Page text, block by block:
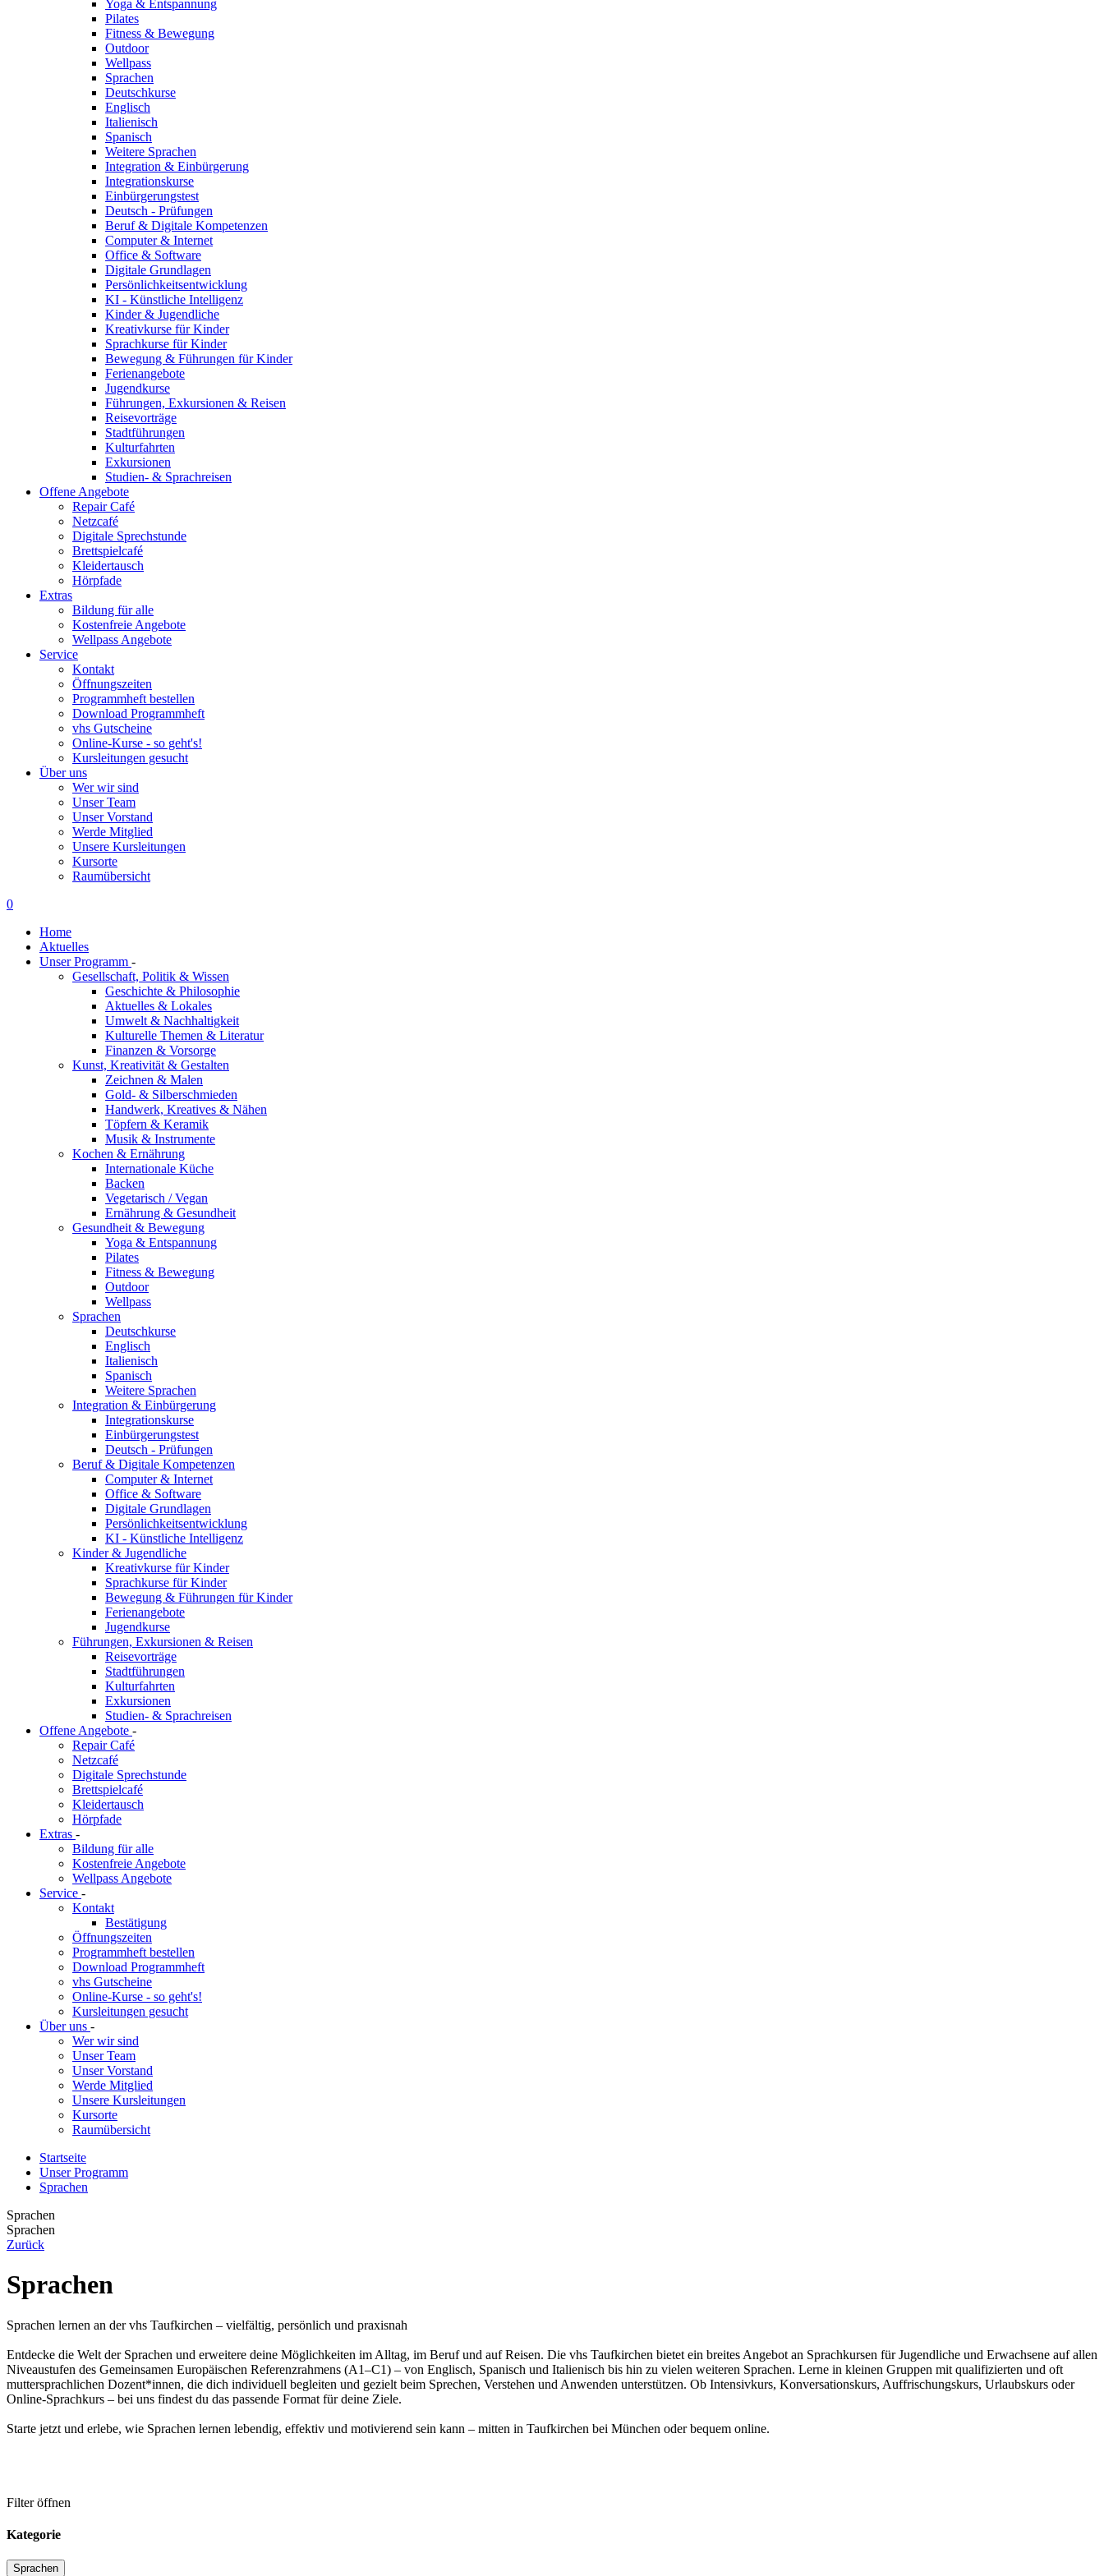
Yoga & Entspannung
Pilates
Fitness & Bewegung
Outdoor
Wellpass
Sprachen
Deutschkurse
Englisch
Italienisch
Spanisch
Weitere Sprachen
Integration & Einbürgerung
Integrationskurse
Einbürgerungstest
Deutsch - Prüfungen
Beruf & Digitale Kompetenzen
Computer & Internet
Office & Software
Digitale Grundlagen
Persönlichkeitsentwicklung
KI - Künstliche Intelligenz
Kinder & Jugendliche
Kreativkurse für Kinder
Sprachkurse für Kinder
Bewegung & Führungen für Kinder
Ferienangebote
Jugendkurse
Führungen, Exkursionen & Reisen
Reisevorträge
Stadtführungen
Kulturfahrten
Exkursionen
Studien- & Sprachreisen
Offene Angebote
Repair Café
Netzcafé
Digitale Sprechstunde
Brettspielcafé
Kleidertausch
Hörpfade
Extras
Bildung für alle
Kostenfreie Angebote
Wellpass Angebote
Service
Kontakt
Öffnungszeiten
Programmheft bestellen
Download Programmheft
vhs Gutscheine
Online-Kurse - so geht's!
Kursleitungen gesucht
Über uns
Wer wir sind
Unser Team
Unser Vorstand
Werde Mitglied
Unsere Kursleitungen
Kursorte
Raumübersicht
0
Home
Aktuelles
Unser Programm -
Gesellschaft, Politik & Wissen
Geschichte & Philosophie
Aktuelles & Lokales
Umwelt & Nachhaltigkeit
Kulturelle Themen & Literatur
Finanzen & Vorsorge
Kunst, Kreativität & Gestalten
Zeichnen & Malen
Gold- & Silberschmieden
Handwerk, Kreatives & Nähen
Töpfern & Keramik
Musik & Instrumente
Kochen & Ernährung
Internationale Küche
Backen
Vegetarisch / Vegan
Ernährung & Gesundheit
Gesundheit & Bewegung
Yoga & Entspannung
Pilates
Fitness & Bewegung
Outdoor
Wellpass
Sprachen
Deutschkurse
Englisch
Italienisch
Spanisch
Weitere Sprachen
Integration & Einbürgerung
Integrationskurse
Einbürgerungstest
Deutsch - Prüfungen
Beruf & Digitale Kompetenzen
Computer & Internet
Office & Software
Digitale Grundlagen
Persönlichkeitsentwicklung
KI - Künstliche Intelligenz
Kinder & Jugendliche
Kreativkurse für Kinder
Sprachkurse für Kinder
Bewegung & Führungen für Kinder
Ferienangebote
Jugendkurse
Führungen, Exkursionen & Reisen
Reisevorträge
Stadtführungen
Kulturfahrten
Exkursionen
Studien- & Sprachreisen
Offene Angebote -
Repair Café
Netzcafé
Digitale Sprechstunde
Brettspielcafé
Kleidertausch
Hörpfade
Extras -
Bildung für alle
Kostenfreie Angebote
Wellpass Angebote
Service -
Kontakt
Bestätigung
Öffnungszeiten
Programmheft bestellen
Download Programmheft
vhs Gutscheine
Online-Kurse - so geht's!
Kursleitungen gesucht
Über uns -
Wer wir sind
Unser Team
Unser Vorstand
Werde Mitglied
Unsere Kursleitungen
Kursorte
Raumübersicht
Startseite
Unser Programm
Sprachen
Sprachen
Sprachen
Zurück
Sprachen
Sprachen lernen an der vhs Taufkirchen – vielfältig, persönlich und praxisnah
Entdecke die Welt der Sprachen und erweitere deine Möglichkeiten im Alltag, im Beruf und auf Reisen. Die vhs Taufkirchen bietet ein breites Angebot an Sprachkursen für Jugendliche und Erwachsene auf allen
Niveaustufen des Gemeinsamen Europäischen Referenzrahmens (A1–C1) – von Englisch, Spanisch und Italienisch bis hin zu vielen weiteren Sprachen. Lerne in kleinen Gruppen mit qualifizierten und oft
muttersprachlichen Dozent*innen, die dich individuell begleiten und gezielt beim Sprechen, Verstehen und Anwenden unterstützen. Ob Intensivkurs, Konversationskurs, Auffrischungskurs, Urlaubskurs oder
Online-Sprachkurs – bei uns findest du das passende Format für deine Ziele.
Starte jetzt und erlebe, wie Sprachen lernen lebendig, effektiv und motivierend sein kann – mitten in Taufkirchen bei München oder bequem online.
Filter öffnen
Kategorie
Sprachen